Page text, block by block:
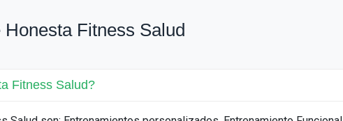
Fitness Salud
Fitness Salud?